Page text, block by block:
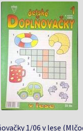
1/06 v lese